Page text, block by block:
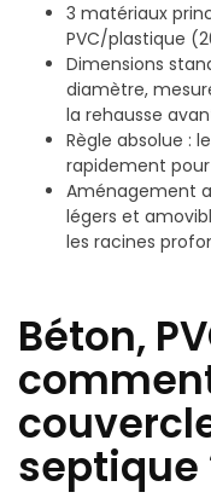
3 matériaux
PVC/plastique
Dimensions
diamètre,
la rehausse
Règle absolue :
rapidement pour
Aménagement
légers et
les racines
Béton,
septique